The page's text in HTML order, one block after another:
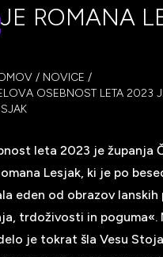
ROMANA
/ NOVICE /
OSEBNOST LETA 2023
leta 2023 je županja
Lesjak, ki je po
eden od obrazov lanskih
trdoživosti in poguma«.
je tokrat šla Vesu